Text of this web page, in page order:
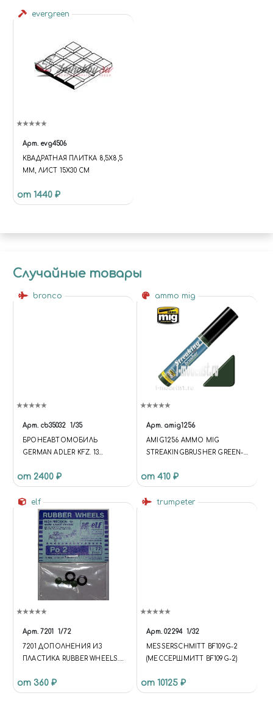
evergreen
Арт. evg4506
КВАДРАТНАЯ ПЛИТКА 8,5Х8,5
ММ, ЛИСТ 15Х30 СМ
от 1440 ₽
Случайные товары
bronco
Арт. cb35032 1/35
БРОНЕАВТОМОБИЛЬ
GERMAN ADLER KFZ. 13
от 2400 ₽
ammo mig
Арт. amig1256
AMIG1256 AMMO MIG
STREAKINGBRUSHER GREEN-
ТОНКОЙ КИСТЬЮ
АППЛИКАТОРОМ)
от 410 ₽
elf
Арт. 7201 1/72
7201 ДОПОЛНЕНИЯ ИЗ
ПЛАСТИКА RUBBER WHEELS.
от 360 ₽
trumpeter
Арт. 02294 1/32
MESSERSCHMITT BF109G-2
(МЕССЕРШМИТТ BF109G-2)
от 10125 ₽